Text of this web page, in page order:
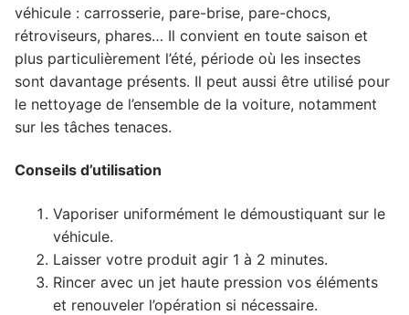
véhicule : carrosserie, pare-brise, pare-chocs,
rétroviseurs, phares… Il convient en toute saison et
plus particulièrement l’été, période où les insectes
sont davantage présents. Il peut aussi être utilisé pour
le nettoyage de l’ensemble de la voiture, notamment
sur les tâches tenaces.
Conseils d’utilisation
Vaporiser uniformément le démoustiquant sur le
véhicule.
Laisser votre produit agir 1 à 2 minutes.
Rincer avec un jet haute pression vos éléments
et renouveler l’opération si nécessaire.